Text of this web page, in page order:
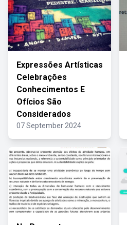
Expressões Artísticas
Celebrações
Conhecimentos E
Ofícios São
Considerados
07 September 2024